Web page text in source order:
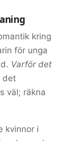
kring
för unga
Varför det
det
väl; räkna
kvinnor i